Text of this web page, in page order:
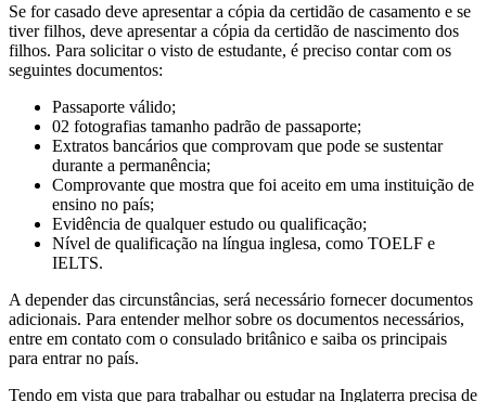
Se for casado deve apresentar a cópia da certidão de casamento e se
tiver filhos, deve apresentar a cópia da certidão de nascimento dos
filhos. Para solicitar o visto de estudante, é preciso contar com os
seguintes documentos:
Passaporte válido;
02 fotografias tamanho padrão de passaporte;
Extratos bancários que comprovam que pode se sustentar
durante a permanência;
Comprovante que mostra que foi aceito em uma instituição de
ensino no país;
Evidência de qualquer estudo ou qualificação;
Nível de qualificação na língua inglesa, como TOELF e
IELTS.
A depender das circunstâncias, será necessário fornecer documentos
adicionais. Para entender melhor sobre os documentos necessários,
entre em contato com o consulado britânico e saiba os principais
para entrar no país.
Tendo em vista que para trabalhar ou estudar na Inglaterra precisa de